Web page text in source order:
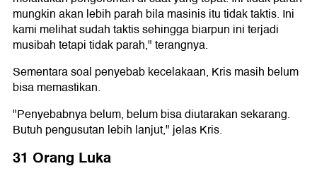
mungkin akan lebih parah bila masinis itu tidak taktis. Ini
kami melihat sudah taktis sehingga biarpun ini terjadi
musibah tetapi tidak parah," terangnya.
Sementara soal penyebab kecelakaan, Kris masih belum
bisa memastikan.
"Penyebabnya belum, belum bisa diutarakan sekarang.
Butuh pengusutan lebih lanjut," jelas Kris.
31 Orang Luka